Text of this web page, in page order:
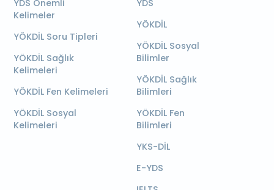
YDS Önemli
Kelimeler
YÖKDİL Soru Tipleri
YÖKDİL Sağlık
Kelimeleri
YÖKDİL Fen Kelimeleri
YÖKDİL Sosyal
Kelimeleri
YDS
YÖKDİL
YÖKDİL Sosyal
Bilimler
YÖKDİL Sağlık
Bilimleri
YÖKDİL Fen
Bilimleri
YKS-DİL
E-YDS